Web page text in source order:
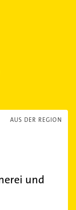
AUS DER REGION
und